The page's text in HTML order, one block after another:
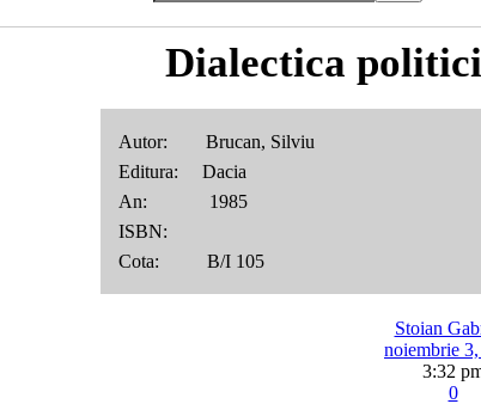
Dialectica
Autor: Brucan, Silviu
Editura: Dacia
An: 1985
ISBN:
Cota: B/I 105
Stoian
noiembrie
3:32
0